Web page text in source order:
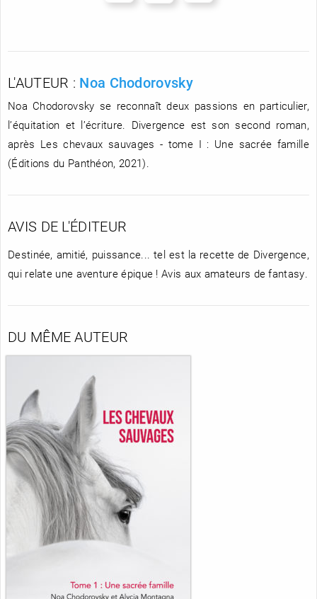
L'AUTEUR : Noa Chodorovsky
Noa Chodorovsky se reconnaît deux passions en particulier,
l’équitation et l’écriture. Divergence est son second roman,
après Les chevaux sauvages - tome I : Une sacrée famille
(Éditions du Panthéon, 2021).
AVIS DE L'ÉDITEUR
Destinée, amitié, puissance... tel est la recette de Divergence,
qui relate une aventure épique ! Avis aux amateurs de fantasy.
DU MÊME AUTEUR